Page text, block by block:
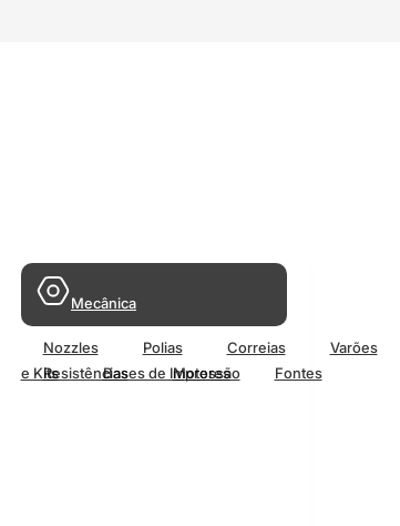
Resistências Motores
Fontes
Mecânica
Nozzles Polias Correias
Varões
e Kits
Bases de Impressão